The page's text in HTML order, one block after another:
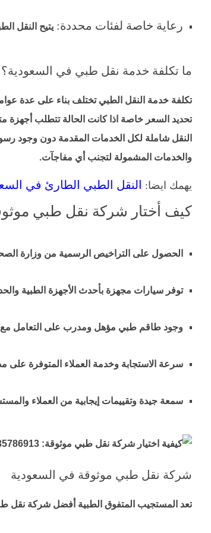
رعاية خاصة لفئات محددة: يتيح النقل
ما تكلفة خدمة نقل طبي في السعودية؟
تكلفة خدمة النقل الطبي تختلف بناء على عدة
تحديد السعر خاصة اذا كانت الحالة تتطلب أجهزة
النقل شاملة لكل الخدمات المقدمة دون وجود
والخدمات المشمولة لتجنب أي مفاجآت.
يهمك ايضا: النقل الطبي الطارئ في
كيف أختار شركة نقل طبي
الحصول على التراخيص الرسمية من وزارة
توفر سيارات مجهزة بأحدث الأجهزة الطبية
وجود طاقم طبي مؤهل ومدرب على التعامل مع
سرعة الاستجابة وخدمة العملاء المتوفرة على
سمعة جيدة وتقييمات إيجابية من العملاء
شركة نقل طبي موثوقة في السعودية
تعد المستجيب المتفوق الطبية أفضل شركة نقل